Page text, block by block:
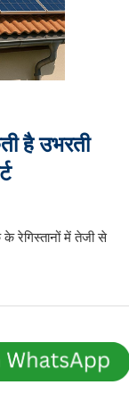
है उभरती
में तेजी से